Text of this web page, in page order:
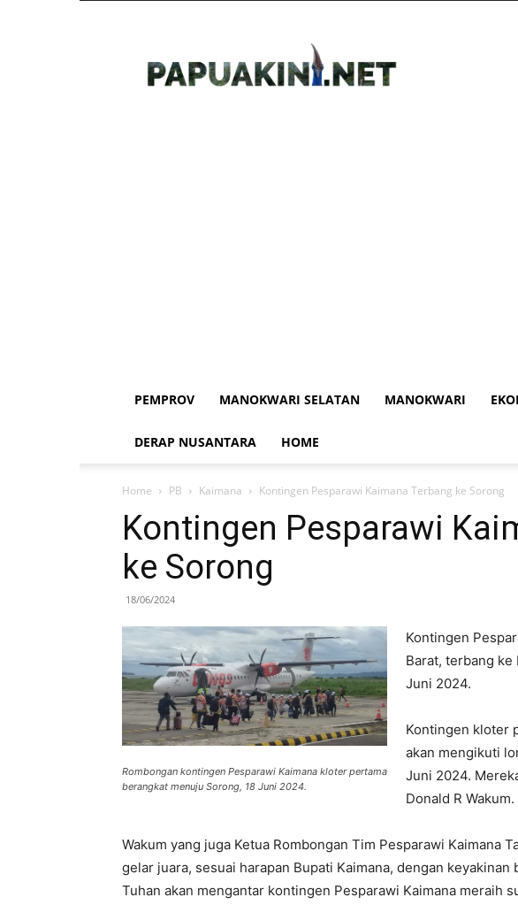
PEMPROV MANOKWARI SELATAN MANOKWARI
DERAP NUSANTARA HOME
Home PB Kaimana Kontingen Pesparawi Kaimana Terbang ke Sorong
Kontingen Pesparawi
ke Sorong
18/06/2024
Rombongan kontingen Pesparawi Kaimana kloter pertama
berangkat menuju Sorong, 18 Juni 2024.
Kontingen
Barat, terbang ke
Juni 2024.
Kontingen kloter
akan mengikuti
Juni 2024.
Donald R Wakum.
Wakum yang juga Ketua Rombongan Tim Pesparawi Kaimana
gelar juara, sesuai harapan Bupati Kaimana, dengan keyakinan
Tuhan akan mengantar kontingen Pesparawi Kaimana meraih